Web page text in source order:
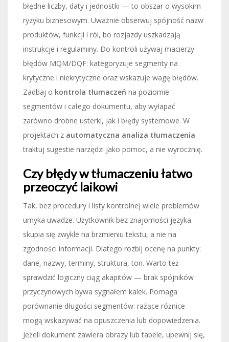
błędne liczby, daty i jednostki — to obszar o wysokim
ryzyku biznesowym. Uważnie obserwuj spójność nazw
produktów, funkcji i ról, bo rozjazdy uszkadzają
instrukcje i regulaminy. Do kontroli używaj macierzy
błędów MQM/DQF: kategoryzuje segmenty na
krytyczne i niekrytyczne oraz wskazuje wagę błędów.
Zadbaj o kontrola tłumaczeń na poziomie
segmentów i całego dokumentu, aby wyłapać
zarówno drobne usterki, jak i błędy systemowe. W
projektach z automatyczna analiza tłumaczenia
traktuj sugestie narzędzi jako pomoc, a nie wyrocznię.
Czy błędy w tłumaczeniu łatwo
przeoczyć laikowi
Tak, bez procedury i listy kontrolnej wiele problemów
umyka uwadze. Użytkownik bez znajomości języka
skupia się zwykle na brzmieniu tekstu, a nie na
zgodności informacji. Dlatego rozbij ocenę na punkty:
dane, nazwy, terminy, struktura, ton. Warto też
sprawdzić logiczny ciąg akapitów — brak spójników
przyczynowych bywa sygnałem kalek. Pomaga
porównanie długości segmentów: rażące różnice
mogą wskazywać na opuszczenia lub dopowiedzenia.
Jeżeli dokument zawiera obrazy lub tabele, upewnij się,